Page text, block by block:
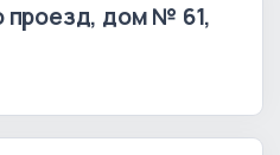
проезд, дом № 61,